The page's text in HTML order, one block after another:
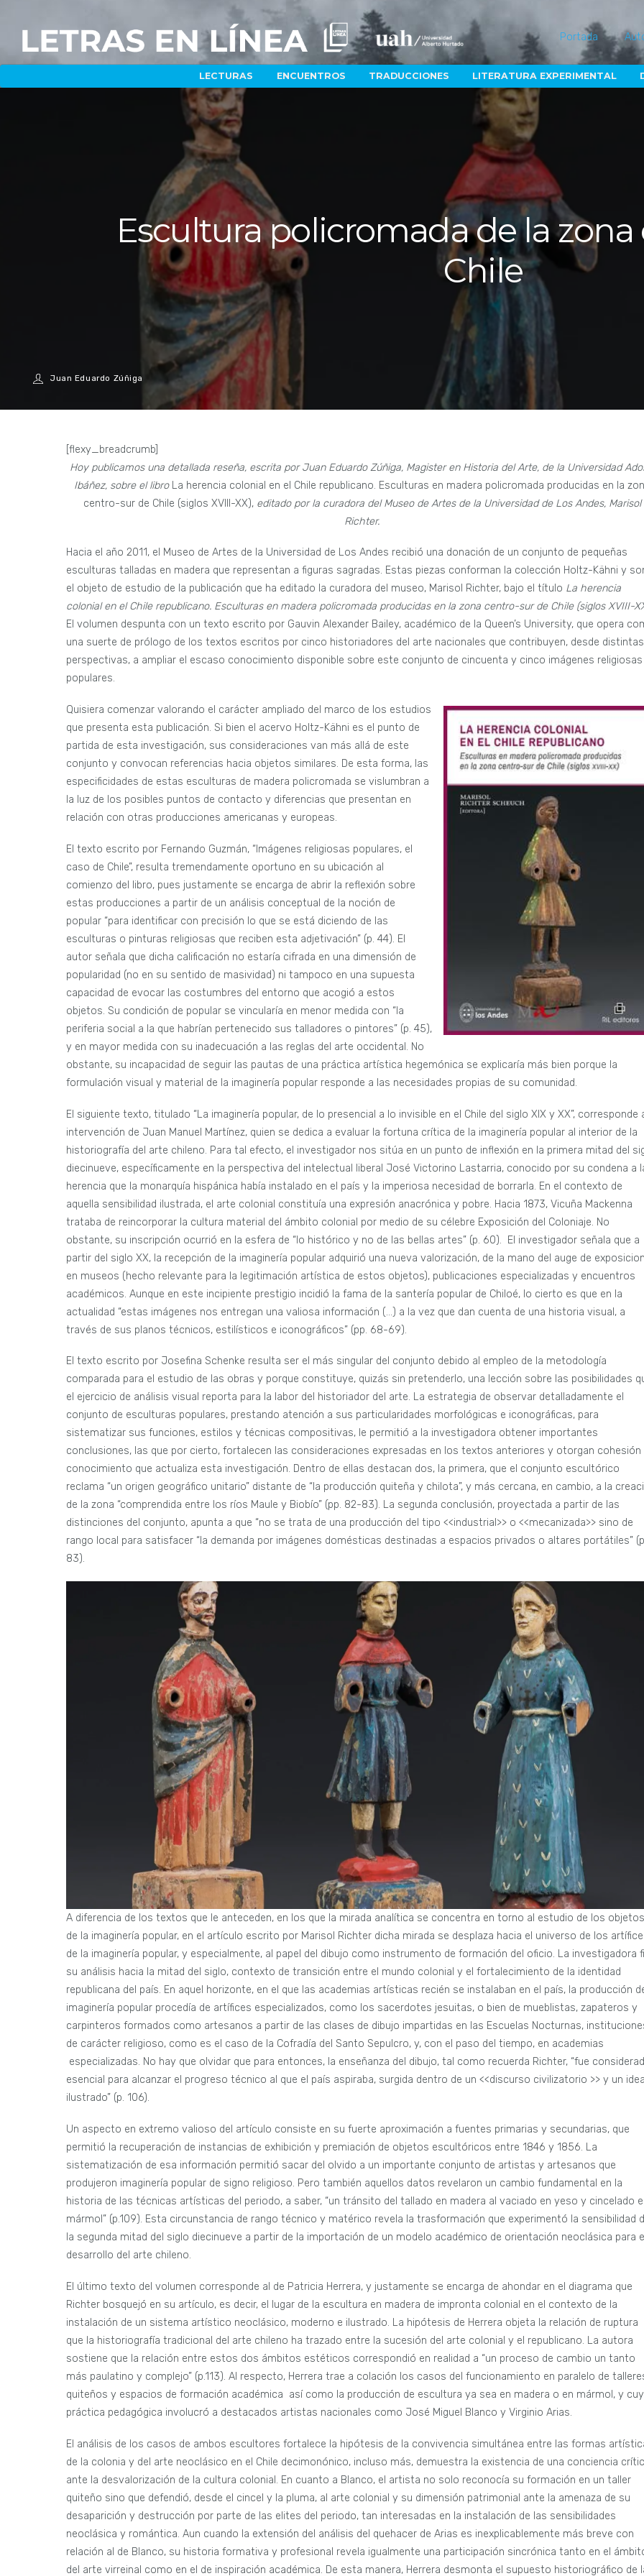
Portada
LECTURAS ENCUENTROS TRADUCCIONES LITERATURA EXPERIMENTAL
Escultura policromada de la
Chile
Juan Eduardo Zúñiga
[flexy_breadcrumb]
Hoy publicamos una detallada reseña, escrita por Juan Eduardo Zúñiga, Magister en Historia del Arte, de la Universidad
Ibáñez, sobre el libroLa herencia colonial en el Chile republicano. Esculturas en madera policromada producidas en la
centro-sur de Chile (siglos XVIII-XX), editado por la curadora del Museo de Artes de la Universidad de Los Andes, Marisol
Richter.
Hacia el año 2011, el Museo de Artes de la Universidad de Los Andes recibió una donación de un conjunto de pequeñas
esculturas talladas en madera que representan a figuras sagradas. Estas piezas conforman la colección Holtz-Kähni y
el objeto de estudio de la publicación que ha editado la curadora del museo, Marisol Richter, bajo el título La herencia
colonial en el Chile republicano. Esculturas en madera policromada producidas en la zona centro-sur de Chile (siglos XVIII-
El volumen despunta con un texto escrito por Gauvin Alexander Bailey, académico de la Queen’s University, que opera
una suerte de prólogo de los textos escritos por cinco historiadores del arte nacionales que contribuyen, desde distintas
perspectivas, a ampliar el escaso conocimiento disponible sobre este conjunto de cincuenta y cinco imágenes religiosas
populares.
Quisiera comenzar valorando el carácter ampliado del marco de los estudios
que presenta esta publicación. Si bien el acervo Holtz-Kähni es el punto de
partida de esta investigación, sus consideraciones van más allá de este
conjunto y convocan referencias hacia objetos similares. De esta forma, las
especificidades de estas esculturas de madera policromada se vislumbran a
la luz de los posibles puntos de contacto y diferencias que presentan en
relación con otras producciones americanas y europeas.
El texto escrito por Fernando Guzmán, “Imágenes religiosas populares, el
caso de Chile”, resulta tremendamente oportuno en su ubicación al
comienzo del libro, pues justamente se encarga de abrir la reflexión sobre
estas producciones a partir de un análisis conceptual de la noción de
popular “para identificar con precisión lo que se está diciendo de las
esculturas o pinturas religiosas que reciben esta adjetivación” (p. 44). El
autor señala que dicha calificación no estaría cifrada en una dimensión de
popularidad (no en su sentido de masividad) ni tampoco en una supuesta
capacidad de evocar las costumbres del entorno que acogió a estos
objetos. Su condición de popular se vincularía en menor medida con “la
periferia social a la que habrían pertenecido sus talladores o pintores” (p. 45),
y en mayor medida con su inadecuación a las reglas del arte occidental. No
obstante, su incapacidad de seguir las pautas de una práctica artística hegemónica se explicaría más bien porque la
formulación visual y material de la imaginería popular responde a las necesidades propias de su comunidad.
El siguiente texto, titulado “La imaginería popular, de lo presencial a lo invisible en el Chile del siglo XIX y XX”, corresponde
intervención de Juan Manuel Martínez, quien se dedica a evaluar la fortuna crítica de la imaginería popular al interior de la
historiografía del arte chileno. Para tal efecto, el investigador nos sitúa en un punto de inflexión en la primera mitad del
diecinueve, específicamente en la perspectiva del intelectual liberal José Victorino Lastarria, conocido por su condena a
herencia que la monarquía hispánica había instalado en el país y la imperiosa necesidad de borrarla. En el contexto de
aquella sensibilidad ilustrada, el arte colonial constituía una expresión anacrónica y pobre. Hacia 1873, Vicuña Mackenna
trataba de reincorporar la cultura material del ámbito colonial por medio de su célebre Exposición del Coloniaje. No
obstante, su inscripción ocurrió en la esfera de “lo histórico y no de las bellas artes” (p. 60). El investigador señala que a
partir del siglo XX, la recepción de la imaginería popular adquirió una nueva valorización, de la mano del auge de
en museos (hecho relevante para la legitimación artística de estos objetos), publicaciones especializadas y encuentros
académicos. Aunque en este incipiente prestigio incidió la fama de la santería popular de Chiloé, lo cierto es que en la
actualidad “estas imágenes nos entregan una valiosa información (…) a la vez que dan cuenta de una historia visual, a
través de sus planos técnicos, estilísticos e iconográficos” (pp. 68-69).
El texto escrito por Josefina Schenke resulta ser el más singular del conjunto debido al empleo de la metodología
comparada para el estudio de las obras y porque constituye, quizás sin pretenderlo, una lección sobre las posibilidades
el ejercicio de análisis visual reporta para la labor del historiador del arte. La estrategia de observar detalladamente el
conjunto de esculturas populares, prestando atención a sus particularidades morfológicas e iconográficas, para
sistematizar sus funciones, estilos y técnicas compositivas, le permitió a la investigadora obtener importantes
conclusiones, las que por cierto, fortalecen las consideraciones expresadas en los textos anteriores y otorgan cohesión
conocimiento que actualiza esta investigación. Dentro de ellas destacan dos, la primera, que el conjunto escultórico
reclama “un origen geográfico unitario” distante de “la producción quiteña y chilota”, y más cercana, en cambio, a la
de la zona “comprendida entre los ríos Maule y Biobío” (pp. 82-83). La segunda conclusión, proyectada a partir de las
distinciones del conjunto, apunta a que “no se trata de una producción del tipo <<industrial>> o <<mecanizada>> sino de
rango local para satisfacer “la demanda por imágenes domésticas destinadas a espacios privados o altares portátiles”
83).
A diferencia de los textos que le anteceden, en los que la mirada analítica se concentra en torno al estudio de los objetos
de la imaginería popular, en el artículo escrito por Marisol Richter dicha mirada se desplaza hacia el universo de los
de la imaginería popular, y especialmente, al papel del dibujo como instrumento de formación del oficio. La investigadora
su análisis hacia la mitad del siglo, contexto de transición entre el mundo colonial y el fortalecimiento de la identidad
republicana del país. En aquel horizonte, en el que las academias artísticas recién se instalaban en el país, la producción
imaginería popular procedía de artífices especializados, como los sacerdotes jesuitas, o bien de mueblistas, zapateros y
carpinteros formados como artesanos a partir de las clases de dibujo impartidas en las Escuelas Nocturnas,
de carácter religioso, como es el caso de la Cofradía del Santo Sepulcro, y, con el paso del tiempo, en academias
especializadas. No hay que olvidar que para entonces, la enseñanza del dibujo, tal como recuerda Richter, “fue
esencial para alcanzar el progreso técnico al que el país aspiraba, surgida dentro de un <<discurso civilizatorio >> y un
ilustrado” (p. 106).
Un aspecto en extremo valioso del artículo consiste en su fuerte aproximación a fuentes primarias y secundarias, que
permitió la recuperación de instancias de exhibición y premiación de objetos escultóricos entre 1846 y 1856. La
sistematización de esa información permitió sacar del olvido a un importante conjunto de artistas y artesanos que
produjeron imaginería popular de signo religioso. Pero también aquellos datos revelaron un cambio fundamental en la
historia de las técnicas artísticas del periodo, a saber, “un tránsito del tallado en madera al vaciado en yeso y cincelado
mármol” (p.109). Esta circunstancia de rango técnico y matérico revela la trasformación que experimentó la sensibilidad
la segunda mitad del siglo diecinueve a partir de la importación de un modelo académico de orientación neoclásica para
desarrollo del arte chileno.
El último texto del volumen corresponde al de Patricia Herrera, y justamente se encarga de ahondar en el diagrama que
Richter bosquejó en su artículo, es decir, el lugar de la escultura en madera de impronta colonial en el contexto de la
instalación de un sistema artístico neoclásico, moderno e ilustrado. La hipótesis de Herrera objeta la relación de ruptura
que la historiografía tradicional del arte chileno ha trazado entre la sucesión del arte colonial y el republicano. La autora
sostiene que la relación entre estos dos ámbitos estéticos correspondió en realidad a “un proceso de cambio un tanto
más paulatino y complejo” (p.113). Al respecto, Herrera trae a colación los casos del funcionamiento en paralelo de
quiteños y espacios de formación académica así como la producción de escultura ya sea en madera o en mármol, y
práctica pedagógica involucró a destacados artistas nacionales como José Miguel Blanco y Virginio Arias.
El análisis de los casos de ambos escultores fortalece la hipótesis de la convivencia simultánea entre las formas
de la colonia y del arte neoclásico en el Chile decimonónico, incluso más, demuestra la existencia de una conciencia
ante la desvalorización de la cultura colonial. En cuanto a Blanco, el artista no solo reconocía su formación en un taller
quiteño sino que defendió, desde el cincel y la pluma, al arte colonial y su dimensión patrimonial ante la amenaza de su
desaparición y destrucción por parte de las elites del periodo, tan interesadas en la instalación de las sensibilidades
neoclásica y romántica. Aun cuando la extensión del análisis del quehacer de Arias es inexplicablemente más breve con
relación al de Blanco, su historia formativa y profesional revela igualmente una participación sincrónica tanto en el
del arte virreinal como en el de inspiración académica. De esta manera, Herrera desmonta el supuesto historiográfico de